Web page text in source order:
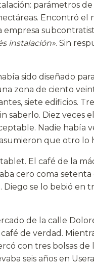
parámetros
Encontró el
empresa
instalación». Sin
sido diseñado
zona de ciento
siete edificios.
saberlo. Diez veces
Nadie había
que otro lo
El café de la
cero coma setenta
Diego se lo bebió en
de la calle
de verdad.
con tres bolsas de
seis años en